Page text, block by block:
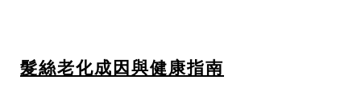
髮絲老化成因與健康指南